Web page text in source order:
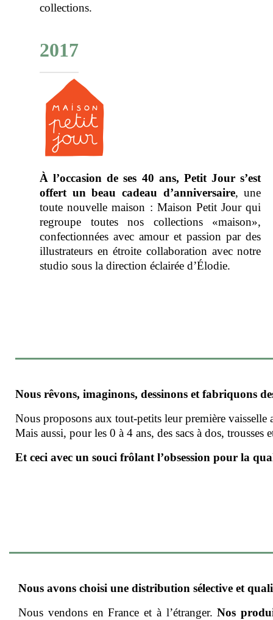
collections.
2017
À l’occasion de ses 40 ans, Petit Jour s’est
offert un beau cadeau d’anniversaire, une
toute nouvelle maison : Maison Petit Jour qui
regroupe toutes nos collections «maison»,
confectionnées avec amour et passion par des
illustrateurs en étroite collaboration avec notre
studio sous la direction éclairée d’Élodie.
Nous rêvons, imaginons, dessinons et fabriquons
Nous proposons aux tout-petits leur première vaisselle
Mais aussi, pour les 0 à 4 ans, des sacs à dos, trousses
Et ceci avec un souci frôlant l’obsession pour la
Nous avons choisi une distribution sélective et
Nous vendons en France et à l’étranger. Nos